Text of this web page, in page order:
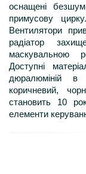
оснащені
примусову
Вентилятори
радіатор
маскувальною
Доступні
дюралюміній в
коричневий,
становить 10
елементи